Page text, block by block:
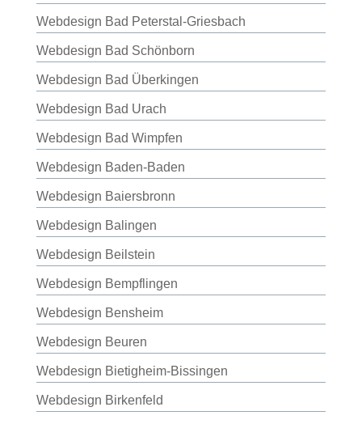
Webdesign Bad Peterstal-Griesbach
Webdesign Bad Schönborn
Webdesign Bad Überkingen
Webdesign Bad Urach
Webdesign Bad Wimpfen
Webdesign Baden-Baden
Webdesign Baiersbronn
Webdesign Balingen
Webdesign Beilstein
Webdesign Bempflingen
Webdesign Bensheim
Webdesign Beuren
Webdesign Bietigheim-Bissingen
Webdesign Birkenfeld